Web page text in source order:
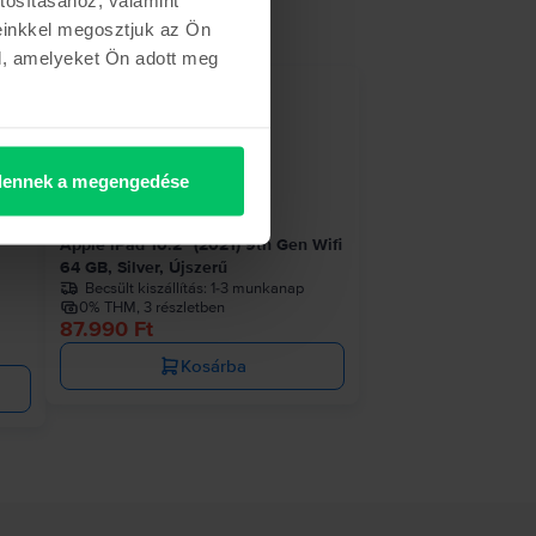
megosztjuk az Ön
amelyeket Ön adott meg
a megengedése
Apple iPad 10.2” (2021) 9th Gen Wifi
64 GB, Silver, Újszerű
Becsült kiszállítás: 1-3 munkanap
0% THM, 3 részletben
87.990 Ft
Kosárba